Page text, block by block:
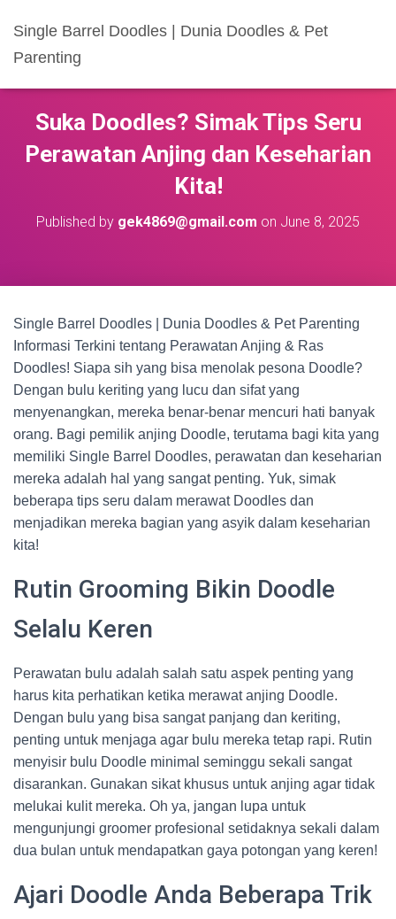
Single Barrel Doodles | Dunia Doodles & Pet
Parenting
Suka Doodles? Simak Tips Seru
Perawatan Anjing dan Keseharian
Kita!
Published by gek4869@gmail.com on June 8, 2025
Single Barrel Doodles | Dunia Doodles & Pet Parenting
Informasi Terkini tentang Perawatan Anjing & Ras
Doodles! Siapa sih yang bisa menolak pesona Doodle?
Dengan bulu keriting yang lucu dan sifat yang
menyenangkan, mereka benar-benar mencuri hati banyak
orang. Bagi pemilik anjing Doodle, terutama bagi kita yang
memiliki Single Barrel Doodles, perawatan dan keseharian
mereka adalah hal yang sangat penting. Yuk, simak
beberapa tips seru dalam merawat Doodles dan
menjadikan mereka bagian yang asyik dalam keseharian
kita!
Rutin Grooming Bikin Doodle
Selalu Keren
Perawatan bulu adalah salah satu aspek penting yang
harus kita perhatikan ketika merawat anjing Doodle.
Dengan bulu yang bisa sangat panjang dan keriting,
penting untuk menjaga agar bulu mereka tetap rapi. Rutin
menyisir bulu Doodle minimal seminggu sekali sangat
disarankan. Gunakan sikat khusus untuk anjing agar tidak
melukai kulit mereka. Oh ya, jangan lupa untuk
mengunjungi groomer profesional setidaknya sekali dalam
dua bulan untuk mendapatkan gaya potongan yang keren!
Ajari Doodle Anda Beberapa Trik